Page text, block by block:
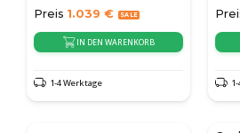
Preis 1.039 €
IN DEN WARENKORB
1-4 Werktage